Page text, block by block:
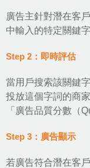
廣告主針對潛在客
中輸入的特定關鍵
Step 2：即時評估
當用戶搜索該關鍵
投放這個字詞的商
「廣告品質分數（
Step 3：廣告顯示
若廣告符合潛在客